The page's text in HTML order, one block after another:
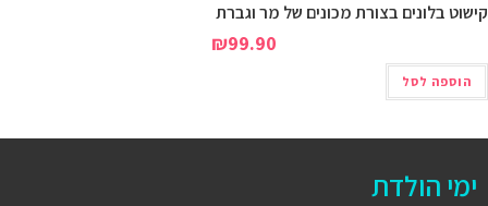
בלונים בצורת מכונים של מר וגברת
₪99.90
הוספה לסל
ימי הולדת